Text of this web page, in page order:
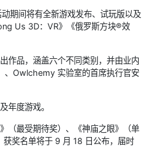
期间将有全新游戏发布、试玩版以及
Us 3D：VR》《俄罗斯方块®效
作品，涵盖六个不同类别，并由业内
、Owlchemy 实验室的首席执行官安
年度游戏。
（最受期待奖）、《神庙之眼》（单
奖名单将于 9 月 18 日公布，届时